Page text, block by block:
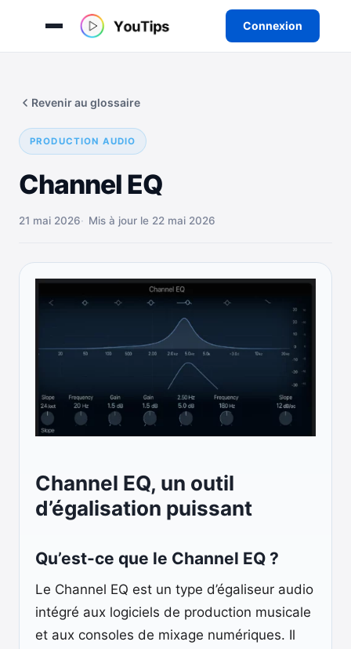
Connexion
contenu
PRODUCTION AUDIO
Channel EQ
Revenir au glossaire
21 mai 2026 Mis à jour le 22 mai 2026
Channel EQ, un outil
d’égalisation puissant
Qu’est-ce que le Channel EQ ?
Le Channel EQ est un type d’égaliseur audio
intégré aux logiciels de production musicale
et aux consoles de mixage numériques. Il